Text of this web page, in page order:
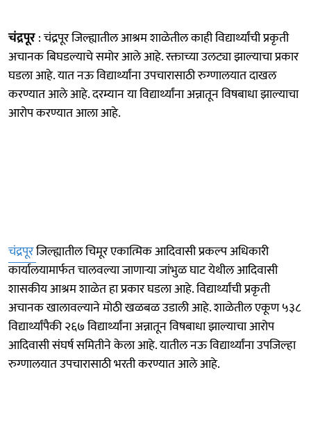
चंद्रपूर: चंद्रपूर जिल्ह्यातील आश्रम शाळेतील काही विद्यार्थ्यांची प्रकृती
अचानक बिघडल्याचे समोर आले आहे. रक्ताच्या उलट्या झाल्याचा प्रकार
घडला आहे. यात नऊ विद्यार्थ्यांना उपचारासाठी रुग्णालयात दाखल
करण्यात आले आहे. दरम्यान या विद्यार्थ्यांना अन्नातून विषबाधा झाल्याचा
आरोप करण्यात आला आहे.
चंद्रपूरजिल्ह्यातील चिमूर एकात्मिक आदिवासी प्रकल्प अधिकारी
कार्यालयामार्फत चालवल्या जाणाऱ्या जांभुळ घाट येथील आदिवासी
शासकीय आश्रम शाळेत हा प्रकार घडला आहे. विद्यार्थ्यांची प्रकृती
अचानक खालावल्याने मोठी खळबळ उडाली आहे. शाळेतील एकूण ५३८
विद्यार्थ्यांपैकी २६७ विद्यार्थ्यांना अन्नातून विषबाधा झाल्याचा आरोप
आदिवासी संघर्ष समितीने केला आहे. यातील नऊ विद्यार्थ्यांना उपजिल्हा
रुग्णालयात उपचारासाठी भरती करण्यात आले आहे.